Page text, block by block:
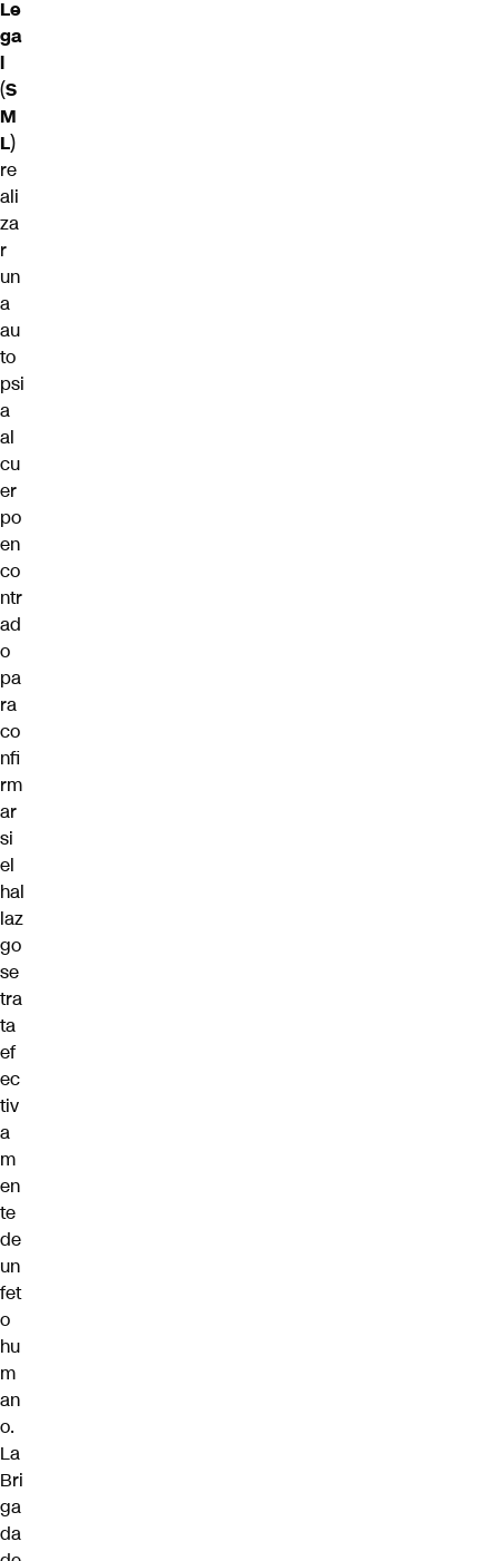
Le
ga
l
(S
M
L)
re
ali
za
r
un
a
au
to
psi
a
al
cu
er
po
en
co
ntr
ad
o
pa
ra
co
nfi
rm
ar
si
el
hal
laz
go
se
tra
ta
ef
ec
tiv
a
m
en
te
de
un
fet
o
hu
m
an
o.
La
Bri
ga
da